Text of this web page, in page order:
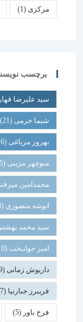
(1)
برچسب نویسندگان
سید علیرضا قهاری(168)
شیما خرمی(21)
بهروز مرباغی (16)
منوچهر مزینی(15)
محمدامین میرفندرسکی
انوشه منصوری(13)
سید محمد بهشتی(12)
امیر جوانبخت(10)
داریوش زمانی(9)
فریبرز جبارنیا(7)
فرخ باور(5) جلیل